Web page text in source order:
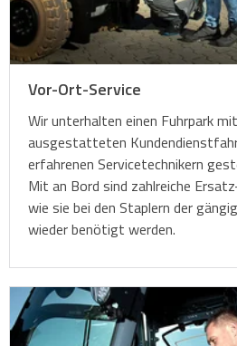
Vor-Ort-Service
Wir unterhalten einen Fuhrpark
ausgestatteten
erfahrenen Servicetechnikern
Mit an Bord sind zahlreiche
wie sie bei den Staplern der
wieder benötigt werden.